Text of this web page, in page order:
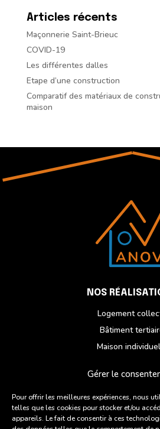
Gérer le
Pour offrir les meilleures expériences, nous
telles que les cookies pour stocker et/ou
appareils. Le fait de consentir à ces
Articles récents
Maçonnerie Saint-Brieuc
COVID-19
Les différentes dalles
Etape d’une construction
Comparatif des matériaux de
maison
NOS
Logement
Bâtiment
Maison
Du lundi au
ZI des Chatelets, 6 Rue